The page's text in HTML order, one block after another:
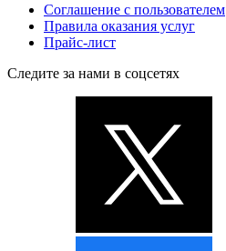
Соглашение с пользователем
Правила оказания услуг
Прайс-лист
Следите за нами в соцсетях